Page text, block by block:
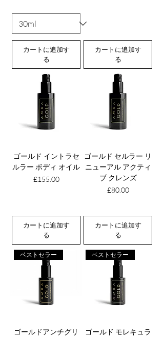
カートに追加す
る
カートに追加す
る
ゴールド イントラセ
ルラー ボディ オイル
価格
£155.00
カートに追加す
る
ゴールド セルラー リ
ニューアル アクティ
ブ クレンズ
価格
£80.00
カートに追加す
る
ベストセラー
ゴールドアンチグリ
ベストセラー
ゴールド モレキュラ